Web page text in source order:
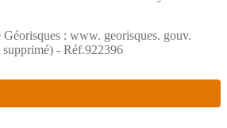
: www. georisques. gouv.
- Réf.922396